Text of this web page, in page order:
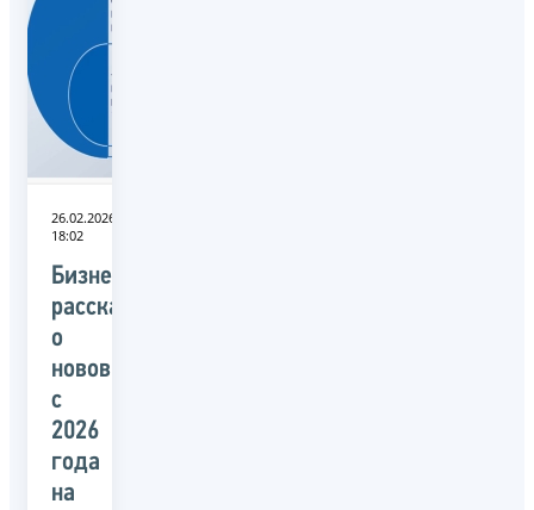
26.02.2026
18:02
Бизнесу
рассказали
о
нововведениях
с
2026
года
на